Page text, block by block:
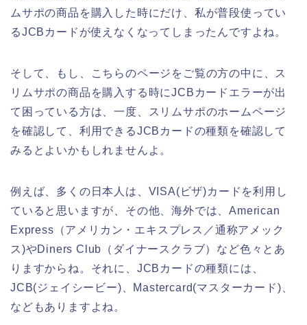
ムサポの商品を購入した時にだけ、私が普段使ってい
るJCBカードが使えなくなってしまったんですよね。
そして、もし、こちらのページをご覧の方の中に、ス
リムサポの商品を購入する時にJCBカードエラーが出
て困っている方は、一度、スリムサポのホームページ
を確認して、利用できるJCBカードの種類を確認して
みるとよいかもしれませんよ。
例えば、多くの日本人は、VISA(ビザ)カードを利用し
ていると思いますが、その他、海外では、American
Express（アメリカン・エキスプレス／通称アメック
ス)やDiners Club（ダイナースクラブ）など色々とあ
りますからね。それに、JCBカードの種類には、
JCB(ジェイシービー)、Mastercard(マスターカード)、
などもありますよね。